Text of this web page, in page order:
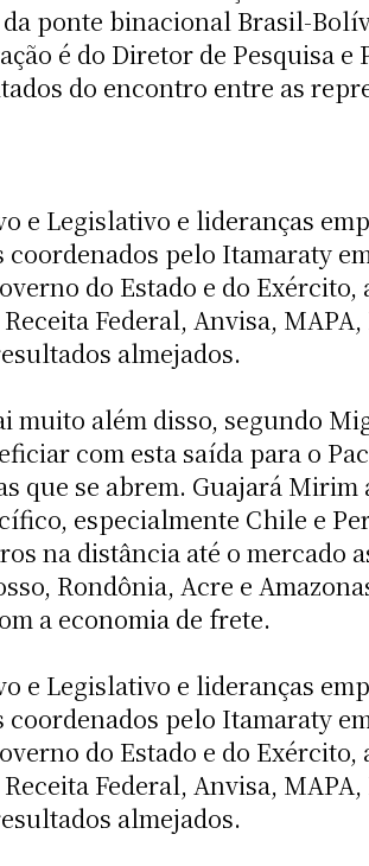
ponte binacional Brasil-
é do Diretor de Pesquisa
do encontro entre as
e Legislativo e lideranças
pelo Itamaraty
do Estado e do
Federal, Anvisa,
almejados.
além disso, segundo
com esta saída para o
que se abrem. Guajará
especialmente Chile e
na distância até o mercado
Rondônia, Acre e
a economia de frete.
e Legislativo e lideranças
pelo Itamaraty
do Estado e do
Federal, Anvisa,
almejados.